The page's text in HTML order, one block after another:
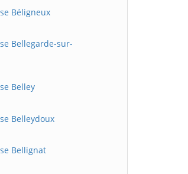
Béligneux
Bellegarde-sur-
Belley
Belleydoux
Bellignat